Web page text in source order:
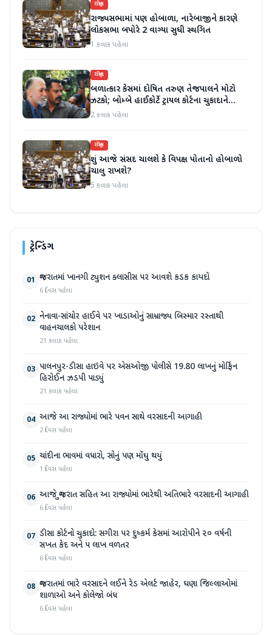
રાષ્ટ્રીય
રાજ્યસભામાં પણ હોબાળા, નારેબાજીને કારણે
લોકસભા બપોરે 2 વાગ્યા સુધી સ્થગિત
1 કલાક પહેલા
રાષ્ટ્રીય
બળાત્કાર કેસમાં દોષિત તરુણ તેજપાલને મોટો
ઝટકો; બોમ્બે હાઈકોર્ટે ટ્રાયલ કોર્ટના ચુકાદાને
ઉલટાવી દીધો
2 કલાક પહેલા
રાષ્ટ્રીય
શું આજે સંસદ ચાલશે કે વિપક્ષ પોતાનો હોબાળો
ચાલુ રાખશે?
5 કલાક પહેલા
ટ્રેન્ડિંગ
01 ગુજરાતમાં ખાનગી ટ્યુશન ક્લાસીસ પર આવશે કડક કાયદો
6 દિવસ પહેલા
02 નેનાવા-સાંચોર હાઈવે પર ખાડાઓનું સામ્રાજ્ય બિસ્માર રસ્તાથી
વાહનચાલકો પરેશાન
21 કલાક પહેલા
03 પાલનપુર-ડીસા હાઇવે પર એસઓજી પોલીસે 19.80 લાખનું મોર્ફિન
હિરોઈન ઝડપી પાડ્યું
21 કલાક પહેલા
04 આજે આ રાજ્યોમાં ભારે પવન સાથે વરસાદની આગાહી
2 દિવસ પહેલા
05 ચાંદીના ભાવમાં વધારો, સોનું પણ મોંઘુ થયું
1 દિવસ પહેલા
06 આજે ગુજરાત સહિત આ રાજ્યોમાં ભારેથી અતિભારે વરસાદની આગાહી
6 દિવસ પહેલા
07 ડીસા કોર્ટનો ચુકાદો: સગીરા પર દુષ્કર્મ કેસમાં આરોપીને ૨૦ વર્ષની
સખત કેદ અને ૫ લાખ વળતર
6 દિવસ પહેલા
08 ગુજરાતમાં ભારે વરસાદને લઈને રેડ એલર્ટ જાહેર, ઘણા જિલ્લાઓમાં
શાળાઓ અને કોલેજો બંધ
6 દિવસ પહેલા